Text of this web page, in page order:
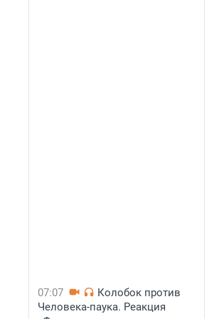
07:07
Колобок против
Человека-паука. Реакция